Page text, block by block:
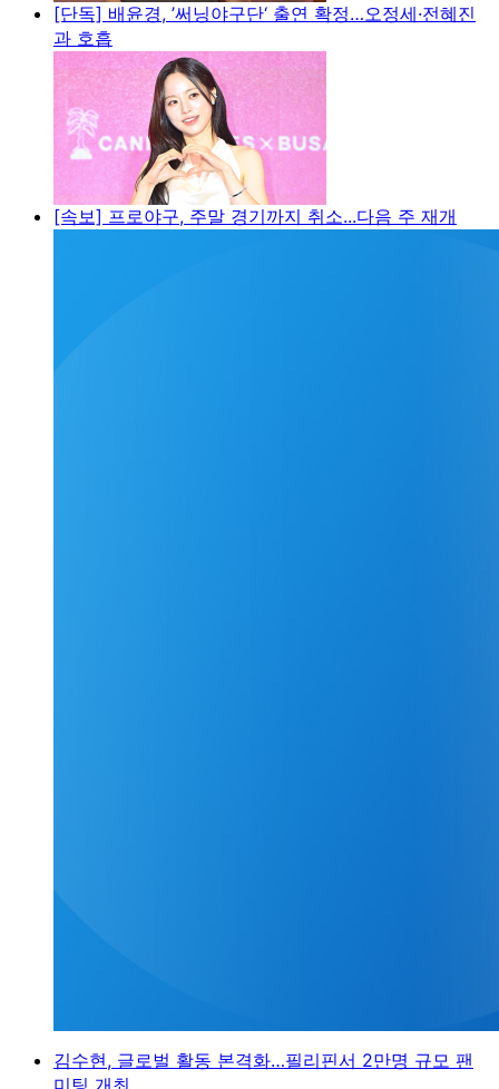
[단독] 배윤경, ’써닝야구단‘ 출연 확정…오정세·전혜진
과 호흡
[속보] 프로야구, 주말 경기까지 취소...다음 주 재개
김수현, 글로벌 활동 본격화…필리핀서 2만명 규모 팬
미팅 개최